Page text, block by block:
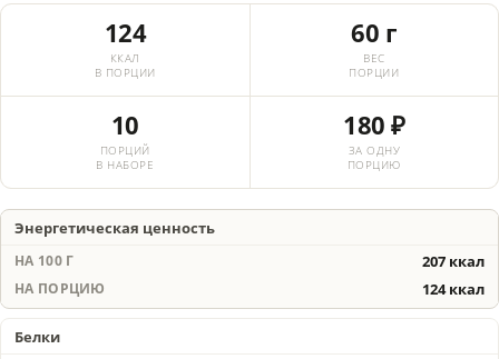
124
ККАЛ
В ПОРЦИИ
60 г
ВЕС
ПОРЦИИ
10
ПОРЦИЙ
В НАБОРЕ
180 ₽
ЗА ОДНУ
ПОРЦИЮ
Энергетическая ценность
207 ккал
124 ккал
Белки